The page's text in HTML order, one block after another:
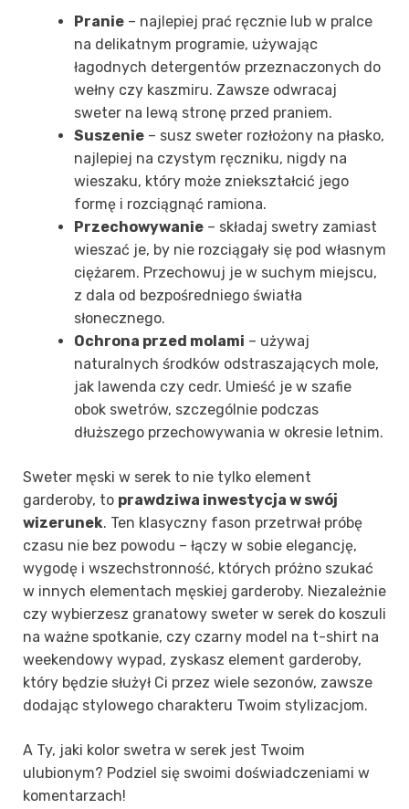
Pranie – najlepiej prać ręcznie lub w pralce
na delikatnym programie, używając
łagodnych detergentów przeznaczonych do
wełny czy kaszmiru. Zawsze odwracaj
sweter na lewą stronę przed praniem.
Suszenie – susz sweter rozłożony na płasko,
najlepiej na czystym ręczniku, nigdy na
wieszaku, który może zniekształcić jego
formę i rozciągnąć ramiona.
Przechowywanie – składaj swetry zamiast
wieszać je, by nie rozciągały się pod własnym
ciężarem. Przechowuj je w suchym miejscu,
z dala od bezpośredniego światła
słonecznego.
Ochrona przed molami – używaj
naturalnych środków odstraszających mole,
jak lawenda czy cedr. Umieść je w szafie
obok swetrów, szczególnie podczas
dłuższego przechowywania w okresie letnim.
Sweter męski w serek to nie tylko element
garderoby, to prawdziwa inwestycja w swój
wizerunek. Ten klasyczny fason przetrwał próbę
czasu nie bez powodu – łączy w sobie elegancję,
wygodę i wszechstronność, których próżno szukać
w innych elementach męskiej garderoby. Niezależnie
czy wybierzesz granatowy sweter w serek do koszuli
na ważne spotkanie, czy czarny model na t-shirt na
weekendowy wypad, zyskasz element garderoby,
który będzie służył Ci przez wiele sezonów, zawsze
dodając stylowego charakteru Twoim stylizacjom.
A Ty, jaki kolor swetra w serek jest Twoim
ulubionym? Podziel się swoimi doświadczeniami w
komentarzach!